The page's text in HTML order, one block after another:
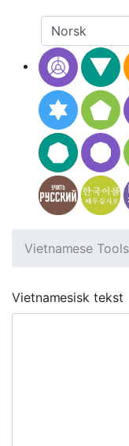
Vietnamese Tools
Vietnamesisk tekst